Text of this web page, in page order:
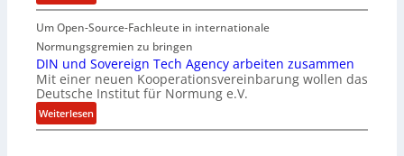
r
d
r
e
a
V
i
m
m
t
M
i
x
D
e
m
G
e
e
i
Um Open-Source-Fachleute in internationale
Normungsgremien zu bringen
DIN und Sovereign Tech Agency arbeiten zusammen
Mit einer neuen Kooperationsvereinbarung wollen das
Deutsche Institut für Normung e.V.
Weiterlesen:
D